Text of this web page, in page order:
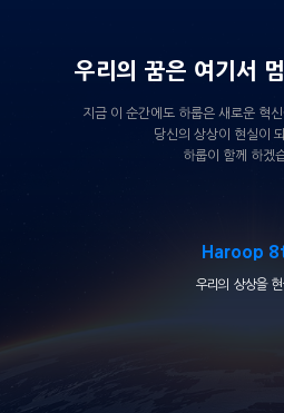
우리의 꿈은 여기서
지금 이 순간에도 하룹은 새로운 혁
당신의 상상이 현실이
하룹이 함께 하겠
Haroop
우리의 상상을 현